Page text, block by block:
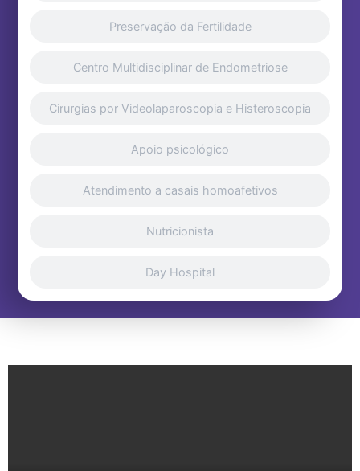
Preservação da Fertilidade
Centro Multidisciplinar de Endometriose
Cirurgias por Videolaparoscopia e Histeroscopia
Apoio psicológico
Atendimento a casais homoafetivos
Nutricionista
Day Hospital